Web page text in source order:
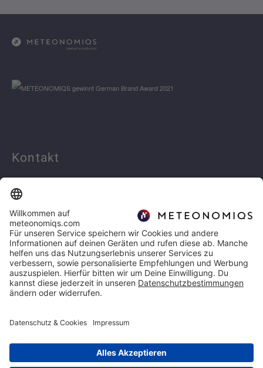
Kontakt
info@meteonomiqs.com
+49 7531 1274 400
Rechtliches
Impressum
Datenschutz